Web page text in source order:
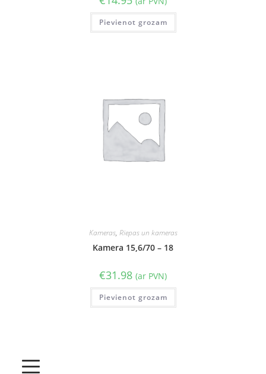
Pievienot grozam
Kameras, Riepas un kameras
Kamera 15,6/70 – 18
€31.98 (ar PVN)
Pievienot grozam